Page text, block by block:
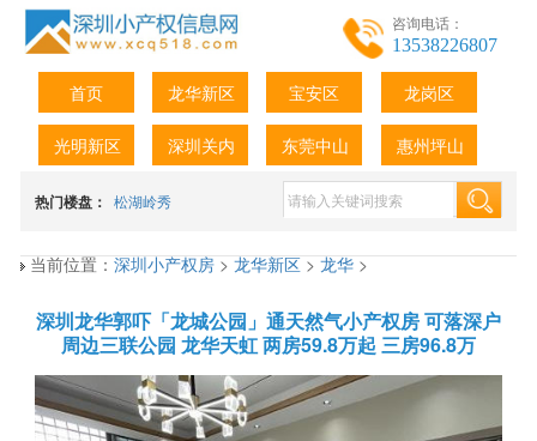
咨询电话：
13538226807
首页 龙华新区 宝安区 龙岗区
光明新区 深圳关内 东莞中山 惠州坪山
热门楼盘： 松湖岭秀
当前位置：深圳小产权房>龙华新区>龙华>
深圳龙华郭吓「龙城公园」通天然气小产权房 可落深户
周边三联公园 龙华天虹 两房59.8万起 三房96.8万